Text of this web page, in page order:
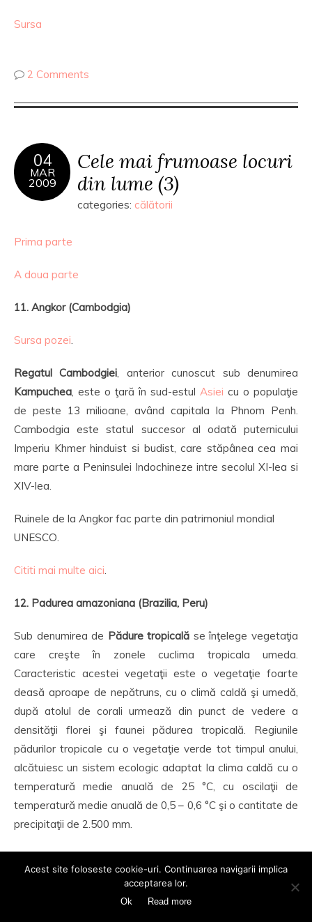
Sursa
2 Comments
04
MAR
2009
Cele mai frumoase locuri
din lume (3)
categories: călătorii
Prima parte
A doua parte
11. Angkor (Cambodgia)
Sursa pozei.
Regatul Cambodgiei, anterior cunoscut sub denumirea
Kampuchea, este o ţară în sud-estul Asiei cu o populaţie
de peste 13 milioane, având capitala la Phnom Penh.
Cambodgia este statul succesor al odată puternicului
Imperiu Khmer hinduist si budist, care stăpânea cea mai
mare parte a Peninsulei Indochineze intre secolul XI-lea si
XIV-lea.
Ruinele de la Angkor fac parte din patrimoniul mondial
UNESCO.
Cititi mai multe aici.
12. Padurea amazoniana (Brazilia, Peru)
Sub denumirea de Pădure tropicală se înţelege vegetaţia
care creşte în zonele cuclima tropicala umeda.
Caracteristic acestei vegetaţii este o vegetaţie foarte
deasă aproape de nepătruns, cu o climă caldă şi umedă,
după atolul de corali urmează din punct de vedere a
densităţii florei şi faunei pădurea tropicală. Regiunile
pădurilor tropicale cu o vegetaţie verde tot timpul anului,
alcătuiesc un sistem ecologic adaptat la clima caldă cu o
temperatură medie anuală de 25 °C, cu oscilaţii de
temperatură medie anuală de 0,5 – 0,6 °C şi o cantitate de
precipitaţii de 2.500 mm.
13. Cascada Niagara (Canada, Statele Unite ale Americii)
Acest site foloseste cookie-uri. Continuarea navigarii implica
acceptarea lor.
Ok Read more